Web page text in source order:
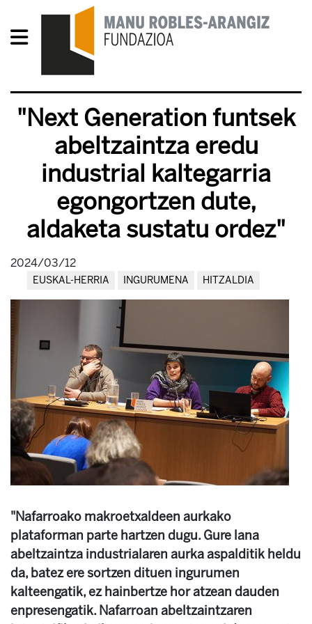
"Next Generation funtsek
abeltzaintza eredu
industrial kaltegarria
egongortzen dute,
aldaketa sustatu ordez"
2024/03/12
EUSKAL-HERRIA INGURUMENA HITZALDIA
"Nafarroako makroetxaldeen aurkako
plataforman parte hartzen dugu. Gure lana
abeltzaintza industrialaren aurka aspalditik heldu
da, batez ere sortzen dituen ingurumen
kalteengatik, ez hainbertze hor atzean dauden
enpresengatik. Nafarroan abeltzaintzaren